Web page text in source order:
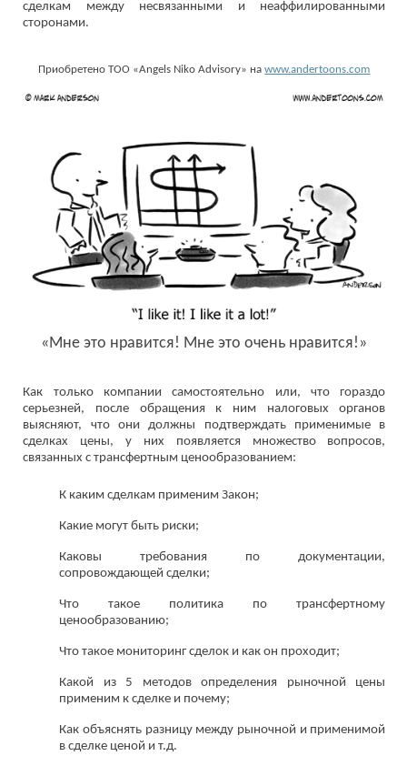
сделкам между несвязанными и неаффилированными
сторонами.
Приобретено ТОО «Angels Niko Advisory» наwww.andertoons.com
«Мне это нравится! Мне это очень нравится!»
Как только компании самостоятельно или, что гораздо
серьезней, после обращения к ним налоговых органов
выясняют, что они должны подтверждать применимые в
сделках цены, у них появляется множество вопросов,
связанных с трансфертным ценообразованием:
К каким сделкам применим Закон;
Какие могут быть риски;
Каковы требования по документации,
сопровождающей сделки;
Что такое политика по трансфертному
ценообразованию;
Что такое мониторинг сделок и как он проходит;
Какой из 5 методов определения рыночной цены
применим к сделке и почему;
Как объяснять разницу между рыночной и применимой
в сделке ценой и т.д.